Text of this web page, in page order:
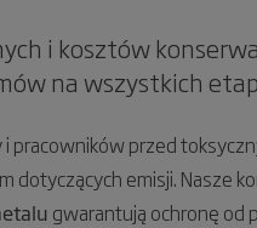
i kosztów
na wszystkich
pracowników przed
dotyczących emisji. Nasze
gwarantują ochronę od